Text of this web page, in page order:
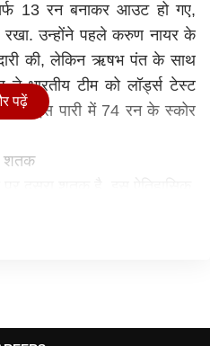
13 रन बनाकर आउट हो गए,
उन्होंने पहले करुण नायर के
की, लेकिन ऋषभ पंत के साथ
ने भारतीय टीम को लॉर्ड्स टेस्ट
पंत इस पारी में 74 रन के स्कोर
शतक
वेंगसारकर है. उन्होंने इस मैदान
पढ़ें